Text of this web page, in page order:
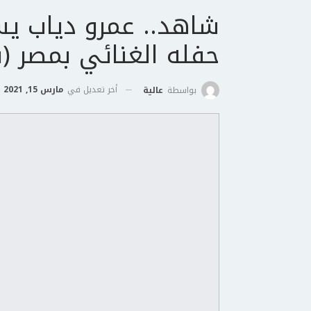
شاهد.. عمرو
حفله الغنائي بمصر
بواسطة عالية أخر تعديل في مارس 15, 2021